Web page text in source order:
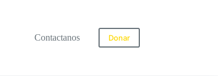
Contactanos Tienda
Donar